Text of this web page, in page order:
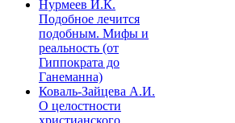
Нурмеев И.К.
Подобное лечится
подобным. Мифы и
реальность (от
Гиппократа до
Ганеманна)
Коваль-Зайцева А.И.
О целостности
христианского